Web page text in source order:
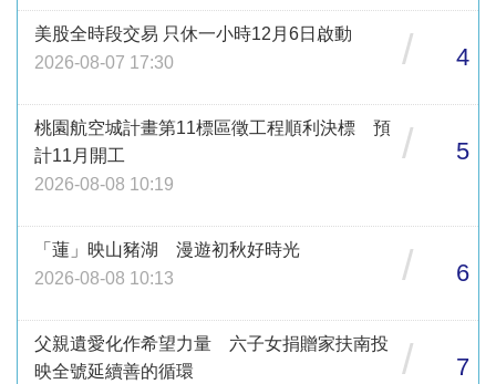
美股全時段交易 只休一小時12月6日啟動
2026-08-07 17:30
/ 4
桃園航空城計畫第11標區徵工程順利決標 預
計11月開工
2026-08-08 10:19
/ 5
「蓮」映山豬湖 漫遊初秋好時光
2026-08-08 10:13
/ 6
父親遺愛化作希望力量 六子女捐贈家扶南投
映全號延續善的循環
/ 7